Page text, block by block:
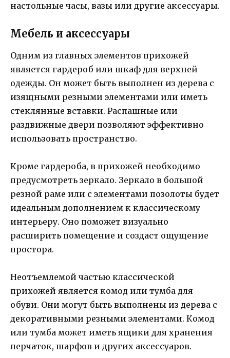
настольные часы, вазы или другие аксессуары.
Мебель и аксессуары
Одним из главных элементов прихожей
является гардероб или шкаф для верхней
одежды. Он может быть выполнен из дерева с
изящными резными элементами или иметь
стеклянные вставки. Распашные или
раздвижные двери позволяют эффективно
использовать пространство.
Кроме гардероба, в прихожей необходимо
предусмотреть зеркало. Зеркало в большой
резной раме или с элементами позолоты будет
идеальным дополнением к классическому
интерьеру. Оно поможет визуально
расширить помещение и создаст ощущение
простора.
Неотъемлемой частью классической
прихожей является комод или тумба для
обуви. Они могут быть выполнены из дерева с
декоративными резными элементами. Комод
или тумба может иметь ящики для хранения
перчаток, шарфов и других аксессуаров.